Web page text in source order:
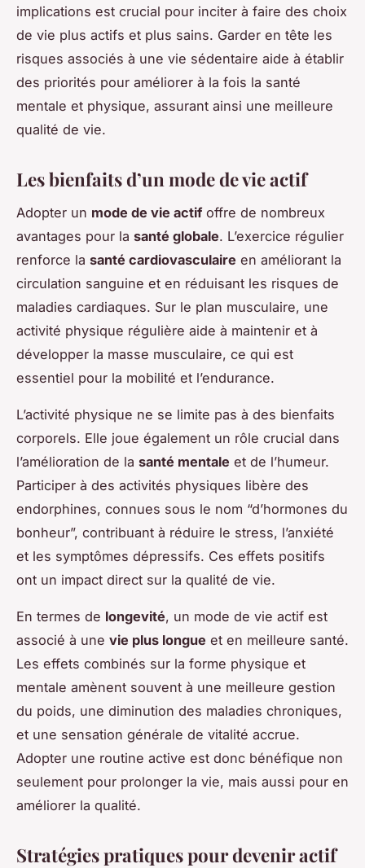
implications est crucial pour inciter à faire des choix
de vie plus actifs et plus sains. Garder en tête les
risques associés à une vie sédentaire aide à établir
des priorités pour améliorer à la fois la santé
mentale et physique, assurant ainsi une meilleure
qualité de vie.
Les bienfaits d’un mode de vie actif
Adopter un mode de vie actifoffre de nombreux
avantages pour la santé globale. L’exercice régulier
renforce la santé cardiovasculaire en améliorant la
circulation sanguine et en réduisant les risques de
maladies cardiaques. Sur le plan musculaire, une
activité physique régulière aide à maintenir et à
développer la masse musculaire, ce qui est
essentiel pour la mobilité et l’endurance.
L’activité physique ne se limite pas à des bienfaits
corporels. Elle joue également un rôle crucial dans
l’amélioration de la santé mentale et de l’humeur.
Participer à des activités physiques libère des
endorphines, connues sous le nom “d’hormones du
bonheur”, contribuant à réduire le stress, l’anxiété
et les symptômes dépressifs. Ces effets positifs
ont un impact direct sur la qualité de vie.
En termes de longevité, un mode de vie actif est
associé à une vie plus longue et en meilleure santé.
Les effets combinés sur la forme physique et
mentale amènent souvent à une meilleure gestion
du poids, une diminution des maladies chroniques,
et une sensation générale de vitalité accrue.
Adopter une routine active est donc bénéfique non
seulement pour prolonger la vie, mais aussi pour en
améliorer la qualité.
Stratégies pratiques pour devenir actif